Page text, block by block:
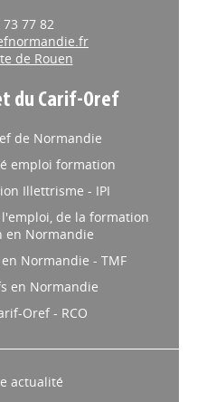
77 82
de Rouen
du Carif-Oref
de Normandie
emploi formation
Illettrisme - IPI
de la formation
en Normandie
Normandie - TMF
en Normandie
Oref - RCO
actualité